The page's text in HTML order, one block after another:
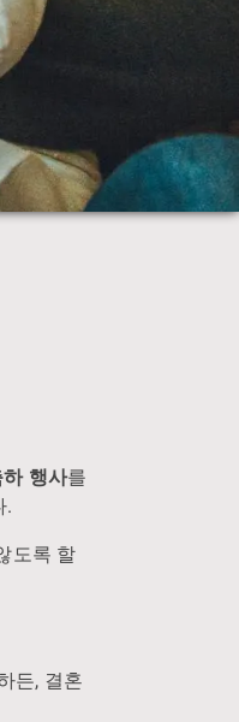
행사를
.
도록 할
든, 결혼